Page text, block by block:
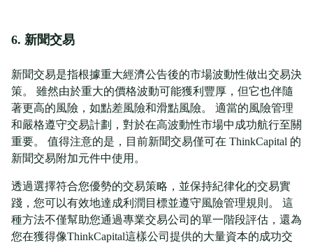
6. 新聞交易
新聞交易是指根據重大經濟公告後的市場波動性做出交易決
策。 雖然由於重大的價格波動可能獲利豐厚，但它也伴隨
著更高的風險，如點差風險和滑點風險。 適當的風險管理
和嚴格遵守交易計劃，對於在高波動性市場中成功航行至關
重要。 值得注意的是，目前新聞交易僅可在 ThinkCapital 的
新聞交易附加元件中使用。
透過選擇符合您優勢的交易策略，並保持紀律化的交易實
踐，您可以有效地達成利潤目標並遵守風險管理規則。 這
種方法不僅幫助您通過專業交易公司的單一階段評估，還為
您在獲得像ThinkCapital這樣公司提供的大量資本的成功交